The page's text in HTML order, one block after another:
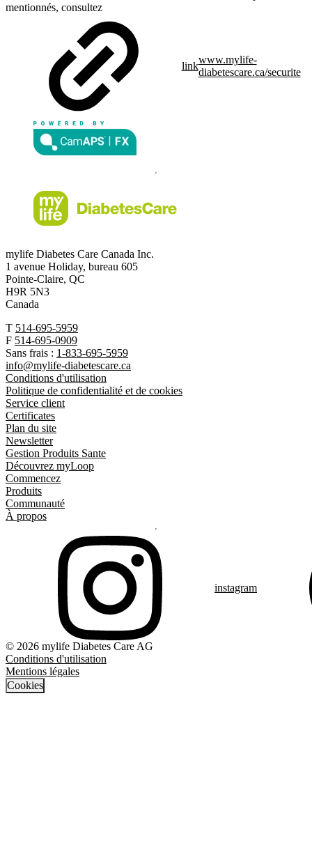
mentionnés, consultez
link
www.mylife-
diabetescare.ca/securite
mylife Diabetes Care Canada Inc.
1 avenue Holiday, bureau 605
Pointe-Claire, QC
H9R 5N3
Canada
T 514-695-5959
F 514-695-0909
Sans frais : 1-833-695-5959
info@mylife-diabetescare.ca
Conditions d'utilisation
Politique de confidentialité et de cookies
Service client
Certificates
Plan du site
Newsletter
Gestion Produits Sante
Découvrez myLoop
Commencez
Produits
Communauté
À propos
instagram
© 2026 mylife Diabetes Care AG
Conditions d'utilisation
Mentions légales
Cookies